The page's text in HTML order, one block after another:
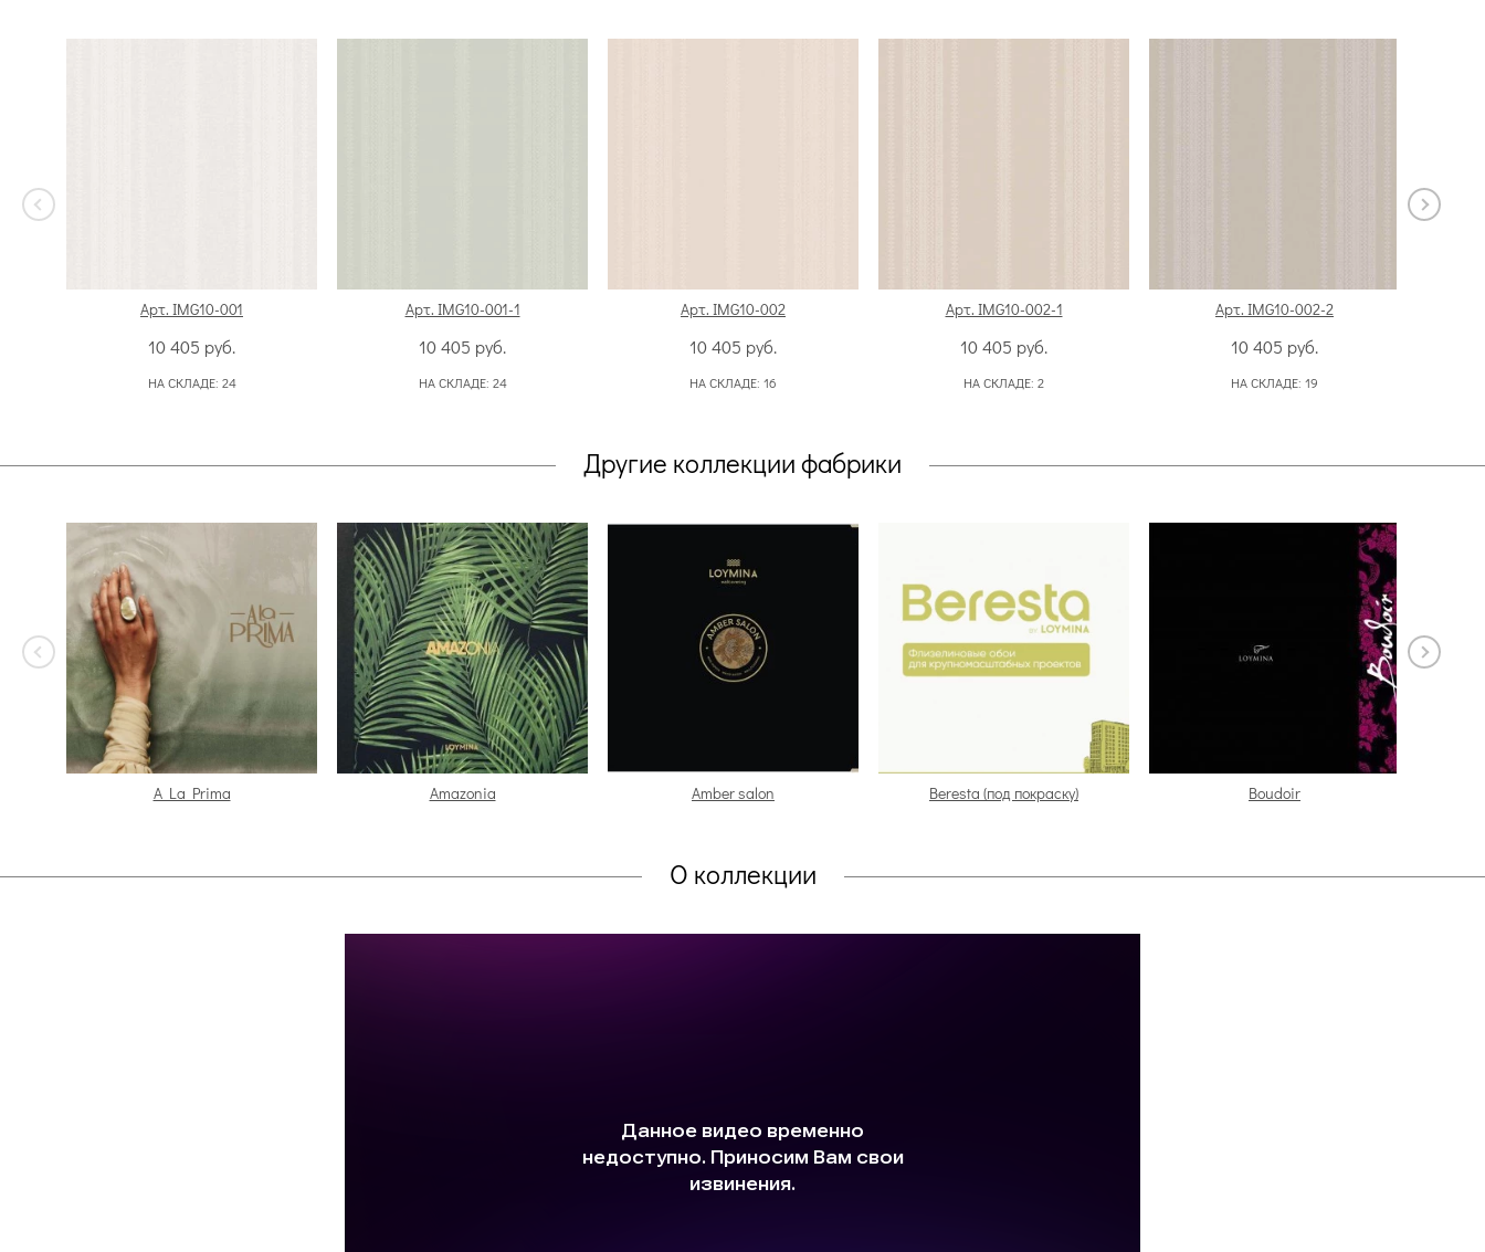
Арт. IMG10-001
10 405 руб.
НА СКЛАДЕ: 24
Арт. IMG10-001-1
10 405 руб.
НА СКЛАДЕ: 24
Арт. IMG10-002
10 405 руб.
НА СКЛАДЕ: 16
Арт. IMG10-002-1
10 405 руб.
НА СКЛАДЕ: 2
Арт. IMG10-002-2
10 405 руб.
НА СКЛАДЕ: 19
Другие коллекции фабрики
A La Prima Amazonia Amber salon Beresta (под покраску) Boudoir
О коллекции